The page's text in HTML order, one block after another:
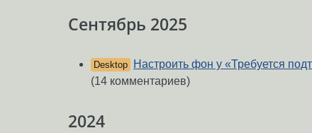
Сентябрь 2025
Desktop
Настроить фон у «Требуется
(14 комментариев)
2024